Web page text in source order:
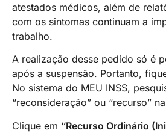
atestados médicos, além de
com os sintomas continuam a
trabalho.
A realização desse pedido só é
após a suspensão. Portanto,
No sistema do MEU INSS,
“reconsideração” ou “recurso”
Clique em “Recurso Ordinário